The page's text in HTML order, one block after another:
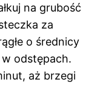
na grubość
za
o średnicy
w odstępach.
aż brzegi